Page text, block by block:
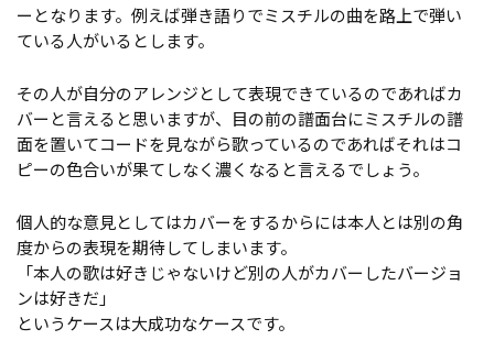
ーとなります。例えば弾き語りでミスチルの曲を路上で弾い
ている人がいるとします。
その人が自分のアレンジとして表現できているのであればカ
バーと言えると思いますが、目の前の譜面台にミスチルの譜
面を置いてコードを見ながら歌っているのであればそれはコ
ピーの色合いが果てしなく濃くなると言えるでしょう。
個人的な意見としてはカバーをするからには本人とは別の角
度からの表現を期待してしまいます。
「本人の歌は好きじゃないけど別の人がカバーしたバージョ
ンは好きだ」
というケースは大成功なケースです。